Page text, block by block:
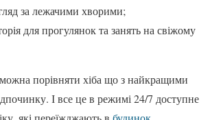
за лежачими хворими;
для прогулянок та занять на свіжому
порівняти хіба що з найкращими
І все це в режимі 24/7 доступне